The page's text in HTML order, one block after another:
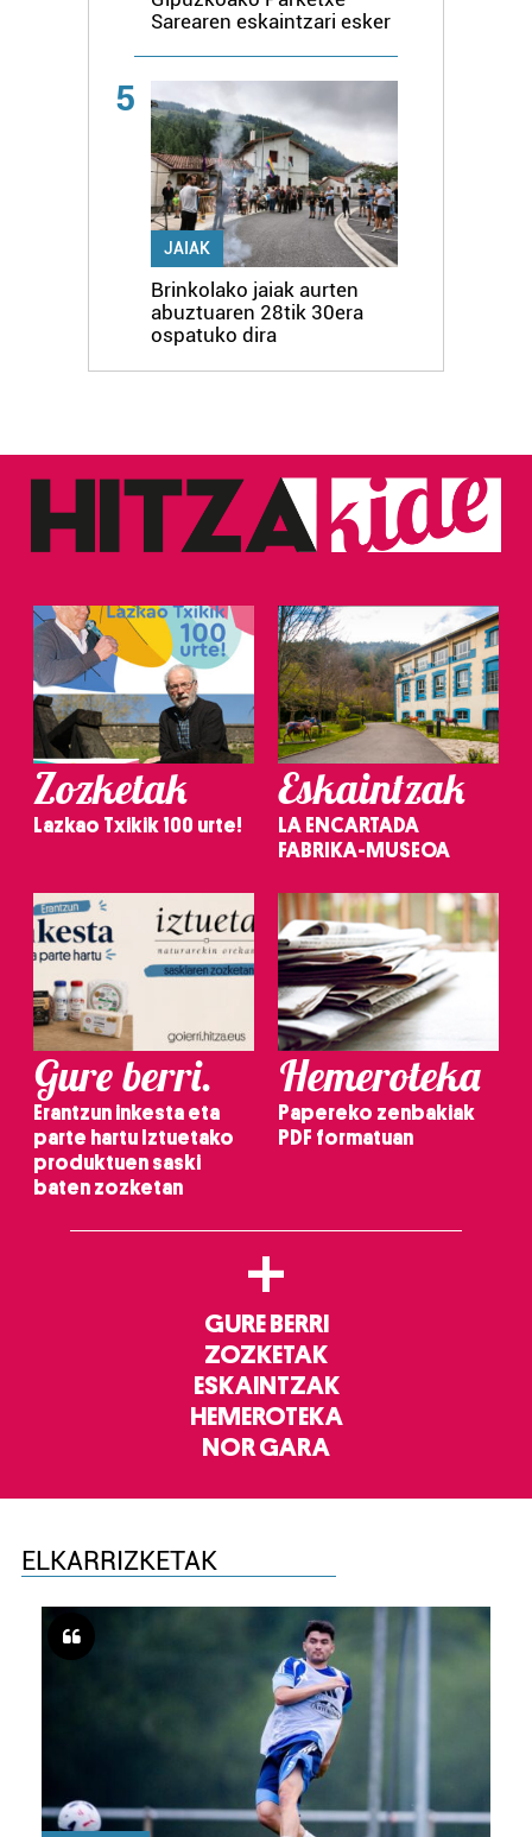
Sarearen eskaintzari esker
5
JAIAK
Brinkolako jaiak aurten
abuztuaren 28tik 30era
ospatuko dira
Zozketak
Lazkao Txikik 100 urte!
Eskaintzak
LA ENCARTADA
FABRIKA-MUSEOA
Gure berri.
Erantzun inkesta eta
parte hartu Iztuetako
produktuen saski
baten zozketan
Hemeroteka
Papereko zenbakiak
PDF formatuan
+
GURE BERRI
ZOZKETAK
ESKAINTZAK
HEMEROTEKA
NOR GARA
ELKARRIZKETAK